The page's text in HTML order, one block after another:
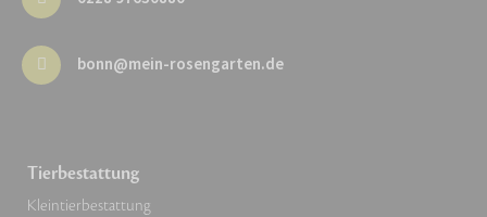
bonn@mein-rosengarten.de
Tierbestattung
Kleintierbestattung